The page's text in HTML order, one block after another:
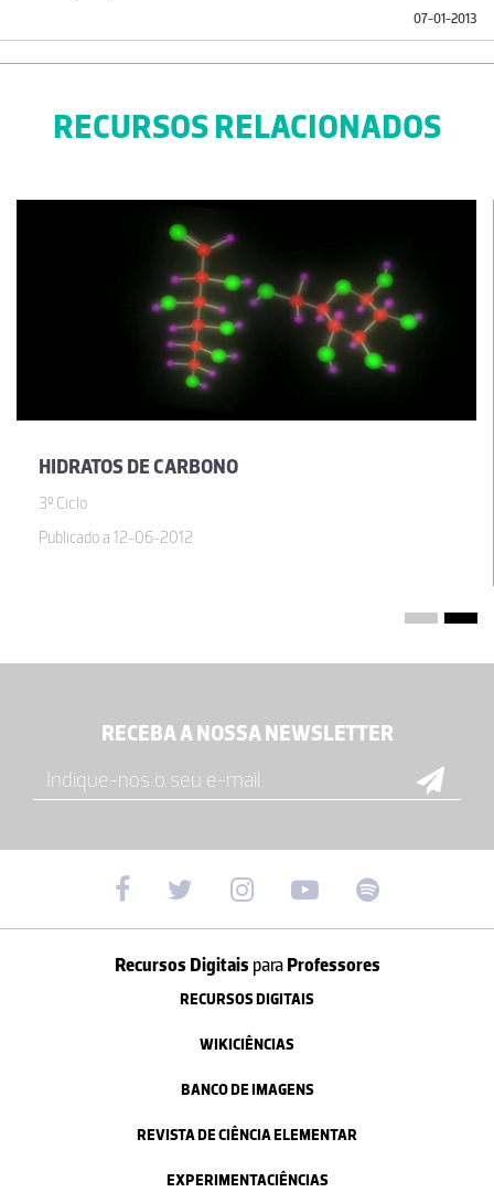
07-01-2013
RECURSOS RELACIONADOS
HIDRATOS DE CARBONO
3º Ciclo
Publicado a 12-06-2012
RECEBA A NOSSA NEWSLETTER
Recursos Digitais paraProfessores
RECURSOS DIGITAIS
WIKICIÊNCIAS
BANCO DE IMAGENS
REVISTA DE CIÊNCIA ELEMENTAR
EXPERIMENTACIÊNCIAS